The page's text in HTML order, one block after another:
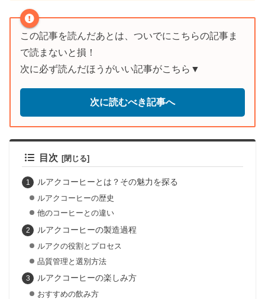
この記事を読んだあとは、ついでにこちらの記事ま
で読まないと損！
次に必ず読んだほうがいい記事がこちら▼
次に読むべき記事へ
目次
ルアクコーヒーとは？その魅力を探る
ルアクコーヒーの歴史
他のコーヒーとの違い
ルアクコーヒーの製造過程
ルアクの役割とプロセス
品質管理と選別方法
ルアクコーヒーの楽しみ方
おすすめの飲み方